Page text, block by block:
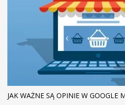
JAK WAŻNE SĄ OPINIE W GOOGLE